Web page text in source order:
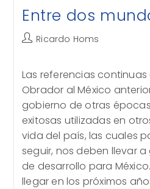
Salarios
Entre dos
Autor
entrada:
Ricardo Homs
Las referencias
Obrador al México
gobierno de otras
exitosas utilizadas en
vida del país, las cuales
seguir, nos deben llevar
de desarrollo para
llegar en los próximos